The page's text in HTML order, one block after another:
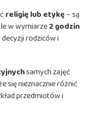
religię lub etykę – są
w wymiarze2 godzin
decyzji rodziców i
samych zajęć
się nieznacznie różnić
przedmiotów i